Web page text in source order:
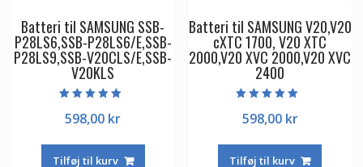
Batteri til SAMSUNG SSB-
P28LS6,SSB-P28LS6/E,SSB-
P28LS9,SSB-V20CLS/E,SSB-
V20KLS
5.00
ud af 5
598,00 kr
Tilføj til kurv
Batteri til SAMSUNG V20,V20
cXTC 1700, V20 XTC
2000,V20 XVC 2000,V20 XVC
2400
5.00
ud af 5
598,00 kr
Tilføj til kurv